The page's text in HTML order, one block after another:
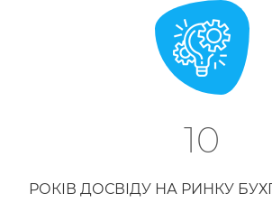
10
РОКІВ ДОСВІДУ НА РИНКУ